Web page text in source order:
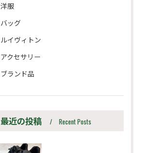
洋服
バッグ
ルイヴィトン
アクセサリー
ブランド品
最近の投稿 Recent Posts